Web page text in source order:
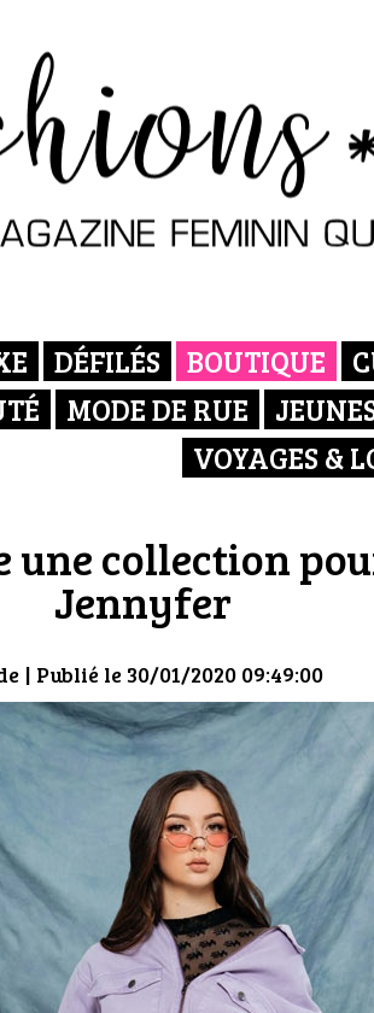
DÉFILÉS BOUTIQUE
MODE DE RUE
VOYAGES &
une collection
Jennyfer
| Publié le 30/01/2020 09:49:00